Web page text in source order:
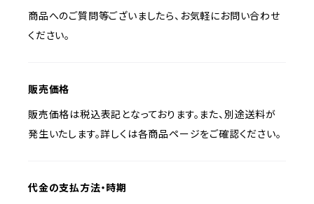
商品へのご質問等ございましたら、お気軽にお問い合わせ
ください。
販売価格
販売価格は税込表記となっております。また、別途送料が
発生いたします。詳しくは各商品ページをご確認ください。
代金の支払方法・時期